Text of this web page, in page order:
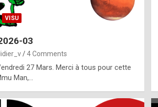
VISU
03
4 Comments
27 Mars. Merci à tous pour cette
Man,…